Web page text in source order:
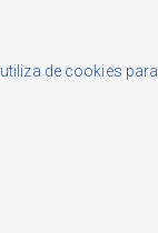
de cookies